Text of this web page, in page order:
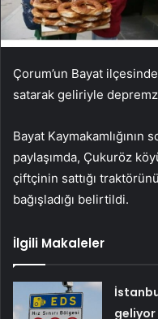
Çorum’un Bayat
satarak geliriyle
Bayat Kaymakamlığının
paylaşımda, Çukuröz
çiftçinin sattığı
bağışladığı belirtildi.
İlgili Makaleler
geliyor